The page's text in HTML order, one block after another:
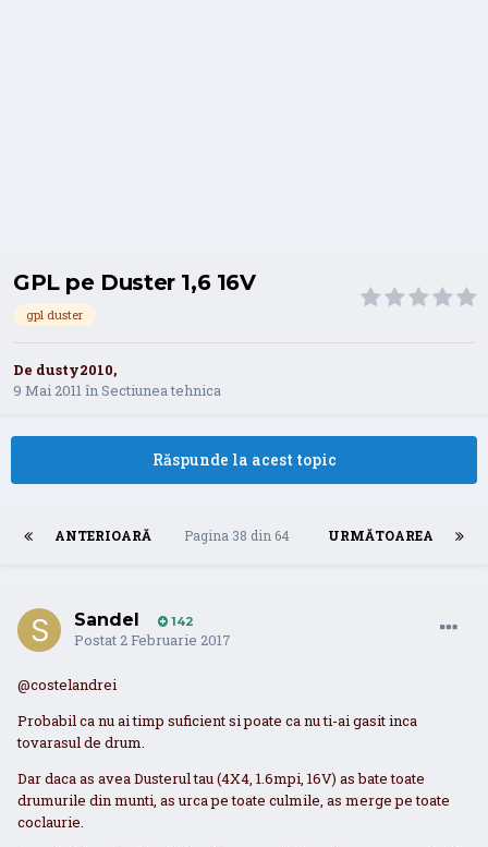
GPL pe Duster 1,6 16V
gpl duster
De dusty2010,
9 Mai 2011înSectiunea tehnica
Răspunde la acest topic
ANTERIOARĂ URMĂTOAREA
Pagina 38 din 64
Sandel 142
Postat2 Februarie 2017
@costelandrei
Probabil ca nu ai timp suficient si poate ca nu ti-ai gasit inca
tovarasul de drum.
Dar daca as avea Dusterul tau (4X4, 1.6mpi, 16V) as bate toate
drumurile din munti, as urca pe toate culmile, as merge pe toate
coclaurie.